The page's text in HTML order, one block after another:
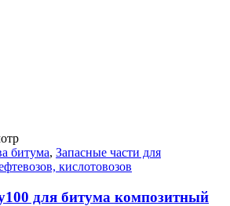
битума, Запасные части для
кислотовозов
для битума композитный